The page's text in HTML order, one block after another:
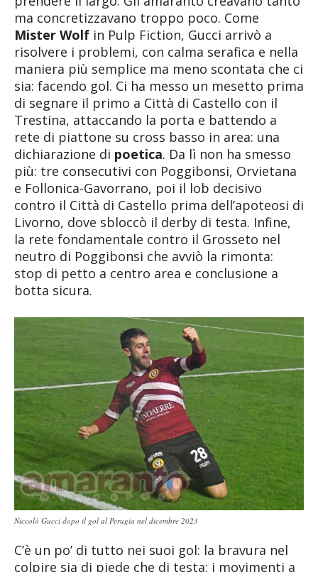
ma concretizzavano troppo poco. Come
Mister Wolf in Pulp Fiction, Gucci arrivò a
risolvere i problemi, con calma serafica e nella
maniera più semplice ma meno scontata che ci
sia: facendo gol. Ci ha messo un mesetto prima
di segnare il primo a Città di Castello con il
Trestina, attaccando la porta e battendo a
rete di piattone su cross basso in area: una
dichiarazione di poetica. Da lì non ha smesso
più: tre consecutivi con Poggibonsi, Orvietana
e Follonica-Gavorrano, poi il lob decisivo
contro il Città di Castello prima dell’apoteosi di
Livorno, dove sbloccò il derby di testa. Infine,
la rete fondamentale contro il Grosseto nel
neutro di Poggibonsi che avviò la rimonta:
stop di petto a centro area e conclusione a
botta sicura.
Niccolò Gucci dopo il gol al Perugia nel dicembre 2023
C’è un po’ di tutto nei suoi gol: la bravura nel
colpire sia di piede che di testa; i movimenti a